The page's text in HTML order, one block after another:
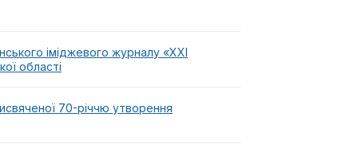
іміджевого журналу «XXI
області
70-річчю утворення